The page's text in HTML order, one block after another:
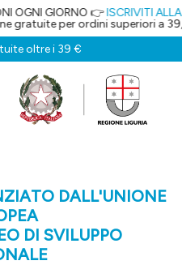
👉ISCRIVITI ALLA
ordini superiori a 39,00€
oltre i 39 €
DALL'UNIONE
DI SVILUPPO